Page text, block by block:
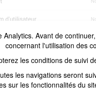
Analytics. Avant de
concernant l'utilisation des
les conditions de suivi
les navigations seront
sur les fonctionnalités du